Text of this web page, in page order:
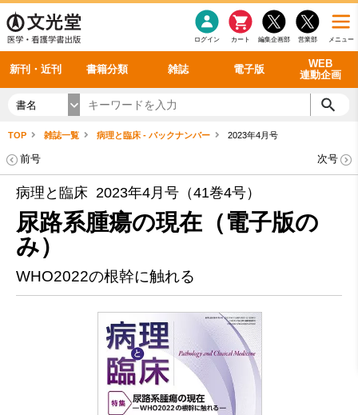
メニュー
営業部
編集企画部
カート
ログイン
新刊・近刊 書籍分類 雑誌 電子版
WEB
連動企画
感染症 老年医学
看護・介護
呼吸器
循環器
シリーズ一覧
雑誌投稿規定
理学療法
雑誌案内・年間購読 最新号 バックナンバー
電子書籍
電子雑誌
書籍「データに基づく臨床動作分析」WEB動画
書籍「眼手術学」WEB動画
書籍「神経症候学 II 改訂第二版」 WEB動画
新刊一覧
今後の発行予定
書名
TOP 雑誌一覧 病理と臨床 - バックナンバー 2023年4月号
前号 次号
病理と臨床 2023年4月号（41巻4号）
尿路系腫瘍の現在（電子版の
み）
WHO2022の根幹に触れる